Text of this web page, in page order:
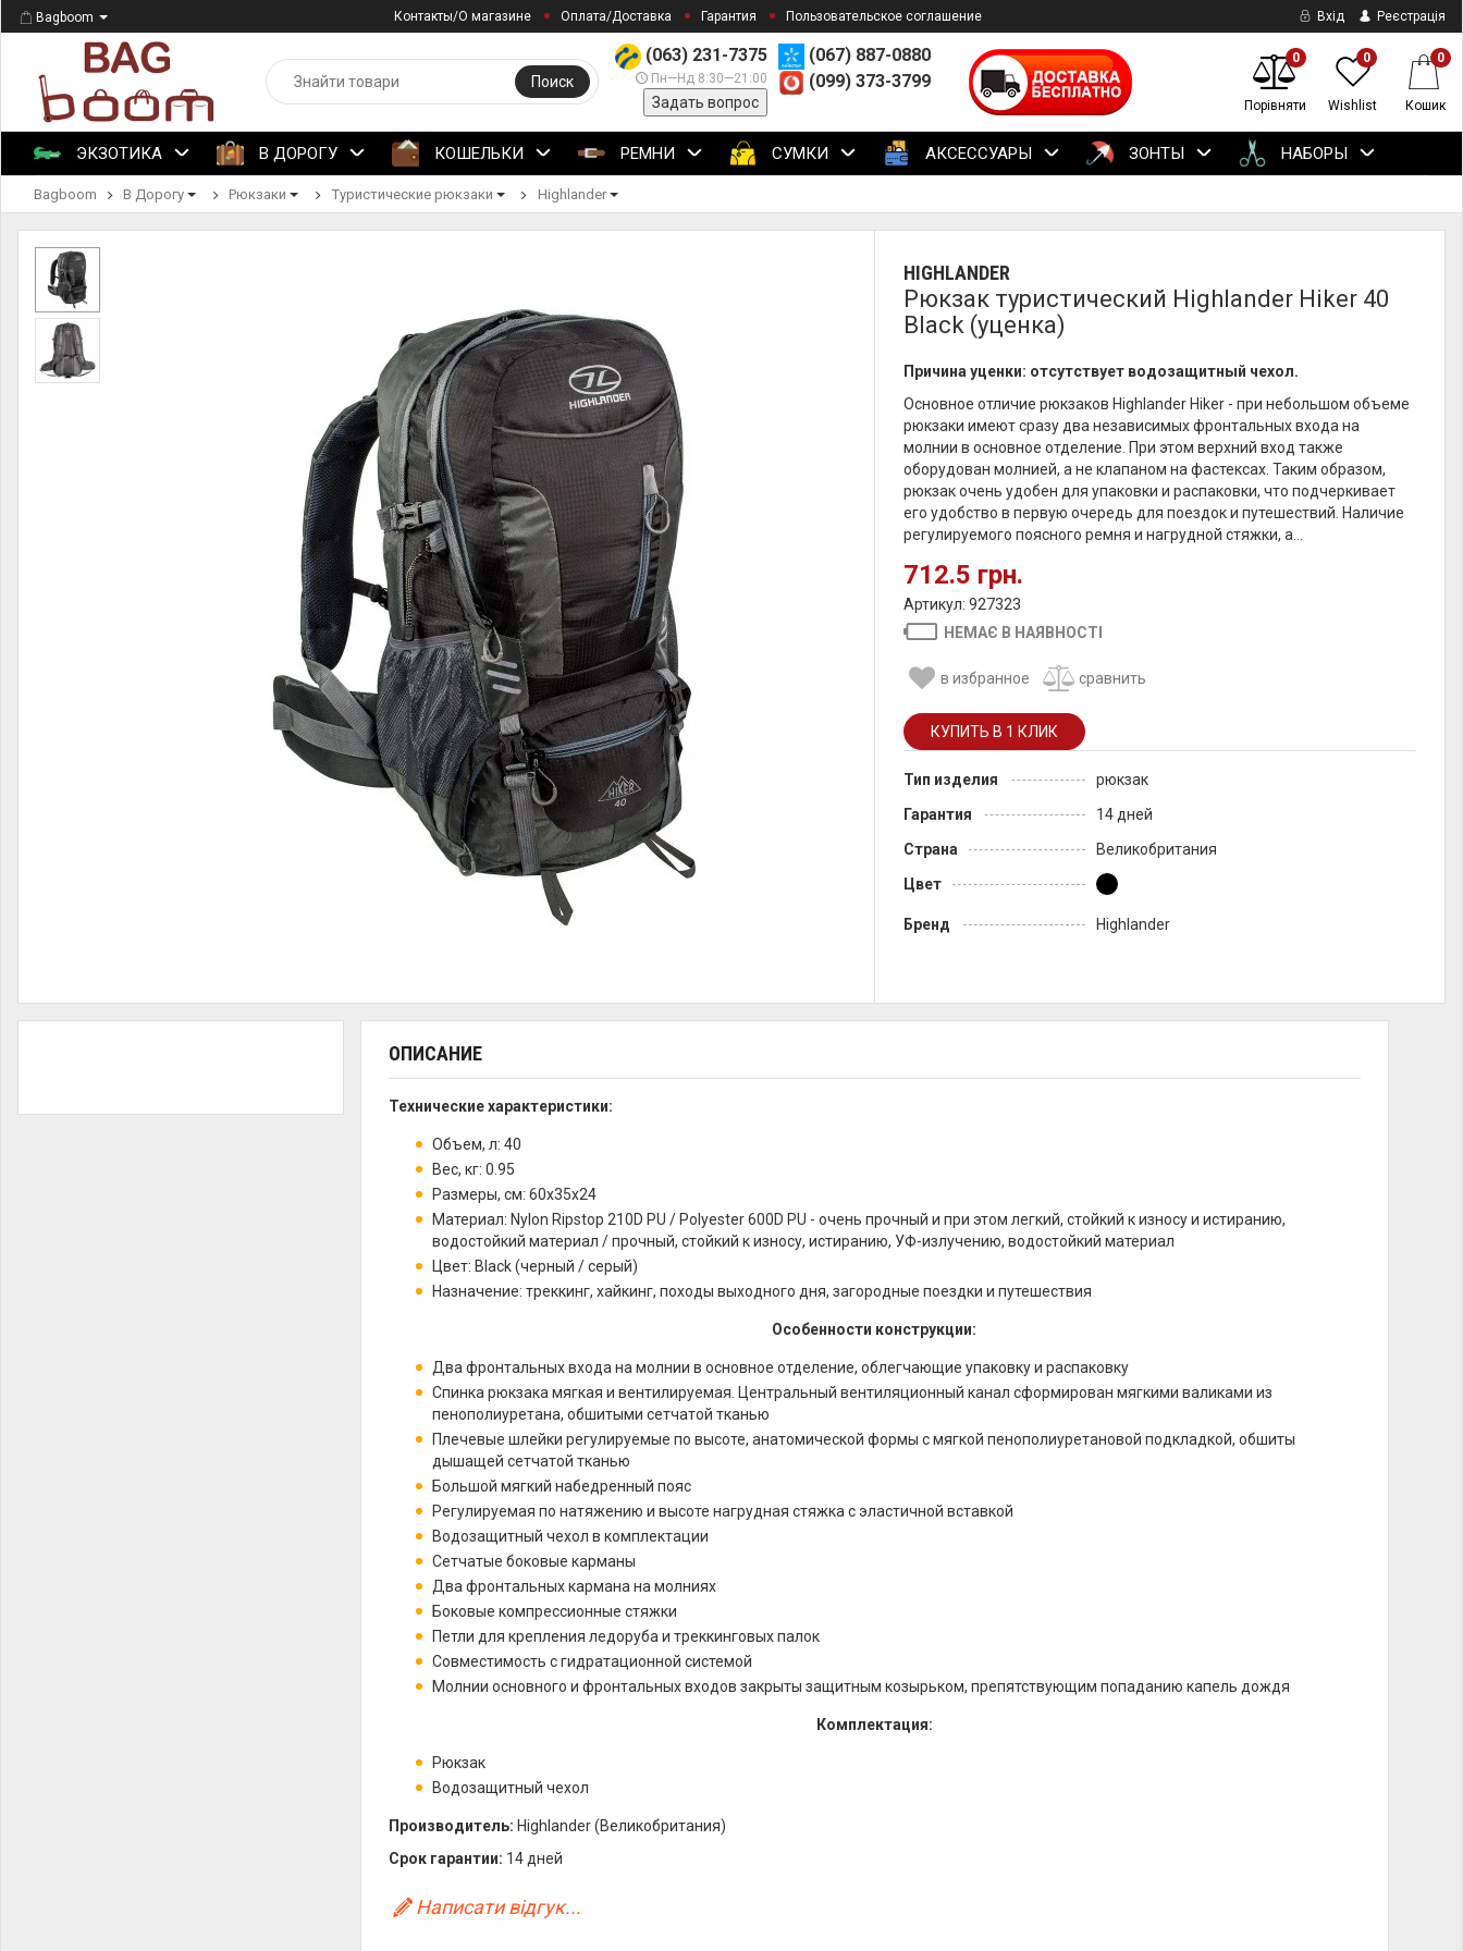
Bagboom Контакты/О магазине Оплата/Доставка Гарантия Пользовательское соглашение Вхід Реєстрація
(063) 231-7375
Пн—Нд 8:30—21:00
Задать вопрос
(067) 887-0880
(099) 373-3799
Поиск
0
Порівняти
0
Wishlist
0
Кошик
ЭКЗОТИКА В ДОРОГУ КОШЕЛЬКИ РЕМНИ СУМКИ АКСЕССУАРЫ ЗОНТЫ НАБОРЫ
Bagboom В Дорогу Рюкзаки Туристические рюкзаки Highlander
HIGHLANDER
Рюкзак туристический Highlander Hiker 40
Black (уценка)
Причина уценки: отсутствует водозащитный чехол.
Основное отличие рюкзаков Highlander Hiker - при небольшом объеме
рюкзаки имеют сразу два независимых фронтальных входа на
молнии в основное отделение. При этом верхний вход также
оборудован молнией, а не клапаном на фастексах. Таким образом,
рюкзак очень удобен для упаковки и распаковки, что подчеркивает
его удобство в первую очередь для поездок и путешествий. Наличие
регулируемого поясного ремня и нагрудной стяжки, а...
712.5 грн.
Артикул: 927323
НЕМАЄ В НАЯВНОСТІ
в избранное сравнить
Тип изделия
рюкзак
Гарантия
14 дней
Страна
Великобритания
Цвет
Бренд Highlander
ОПИСАНИЕ
Технические характеристики:
Объем, л: 40
Вес, кг: 0.95
Размеры, см: 60х35х24
Материал: Nylon Ripstop 210D PU / Polyester 600D PU - очень прочный и при этом легкий, стойкий к износу и истиранию,
водостойкий материал / прочный, стойкий к износу, истиранию, УФ-излучению, водостойкий материал
Цвет: Black (черный / серый)
Назначение: треккинг, хайкинг, походы выходного дня, загородные поездки и путешествия
Особенности конструкции:
Два фронтальных входа на молнии в основное отделение, облегчающие упаковку и распаковку
Спинка рюкзака мягкая и вентилируемая. Центральный вентиляционный канал сформирован мягкими валиками из
пенополиуретана, обшитыми сетчатой тканью
Плечевые шлейки регулируемые по высоте, анатомической формы с мягкой пенополиуретановой подкладкой, обшиты
дышащей сетчатой тканью
Большой мягкий набедренный пояс
Регулируемая по натяжению и высоте нагрудная стяжка с эластичной вставкой
Водозащитный чехол в комплектации
Сетчатые боковые карманы
Два фронтальных кармана на молниях
Боковые компрессионные стяжки
Петли для крепления ледоруба и треккинговых палок
Совместимость с гидратационной системой
Молнии основного и фронтальных входов закрыты защитным козырьком, препятствующим попаданию капель дождя
Комплектация:
Рюкзак
Водозащитный чехол
Производитель: Highlander (Великобритания)
Срок гарантии: 14 дней
Написати відгук...